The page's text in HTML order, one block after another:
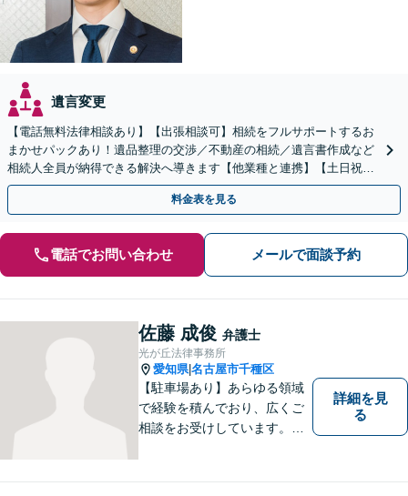
遺言変更
【電話無料法律相談あり】【出張相談可】相続をフルサポートするお
まかせパックあり！遺品整理の交渉／不動産の相続／遺言書作成など
相続人全員が納得できる解決へ導きます【他業種と連携】【土日祝・
夜間対応】【完全個室】
料金表を見る
電話でお問い合わせ メールで面談予約
佐藤 成俊 弁護士
光が丘法律事務所
愛知県|名古屋市千種区
【駐車場あり】あらゆる領域
で経験を積んでおり、広くご
相談をお受けしています。ご
ブル解決に対応いたします。
詳細を見
る